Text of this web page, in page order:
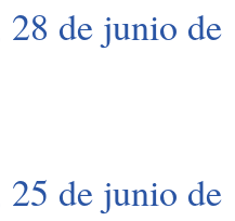
de junio de
de junio de